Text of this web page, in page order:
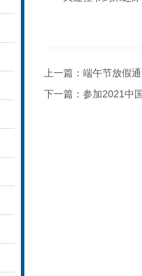
上一篇： 端午节放假
下一篇： 参加2021中